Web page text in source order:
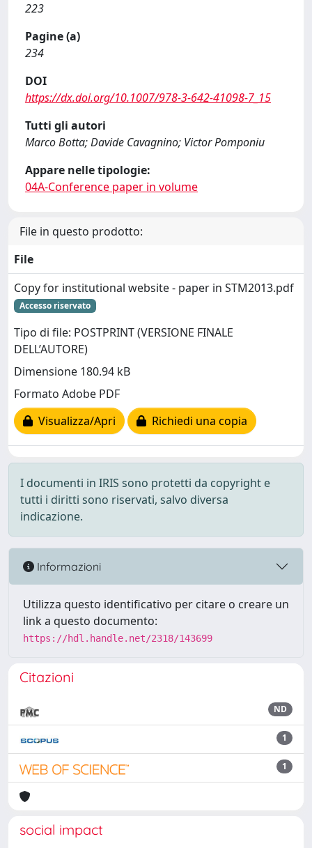
223
Pagine (a)
234
DOI
https://dx.doi.org/10.1007/978-3-642-41098-7_15
Tutti gli autori
Marco Botta; Davide Cavagnino; Victor Pomponiu
Appare nelle tipologie:
04A-Conference paper in volume
File in questo prodotto:
File
Copy for institutional website - paper in STM2013.pdf
Accesso riservato
Tipo di file: POSTPRINT (VERSIONE FINALE
DELL’AUTORE)
Dimensione 180.94 kB
Formato Adobe PDF
Visualizza/Apri
Richiedi una copia
I documenti in IRIS sono protetti da copyright e
tutti i diritti sono riservati, salvo diversa
indicazione.
Informazioni
Utilizza questo identificativo per citare o creare un
link a questo documento:
https://hdl.handle.net/2318/143699
Citazioni
ND
1
1
social impact